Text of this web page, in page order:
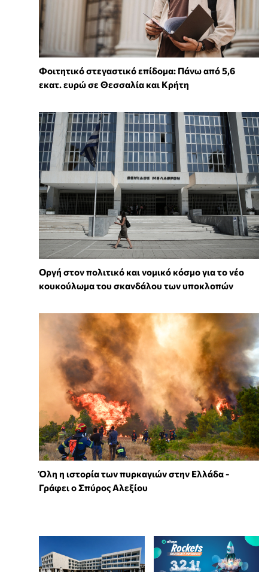
Φοιτητικό στεγαστικό επίδομα: Πάνω από 5,6
εκατ. ευρώ σε Θεσσαλία και Κρήτη
Οργή στον πολιτικό και νομικό κόσμο για το νέο
κουκούλωμα του σκανδάλου των υποκλοπών
Όλη η ιστορία των πυρκαγιών στην Ελλάδα -
Γράφει ο Σπύρος Αλεξίου